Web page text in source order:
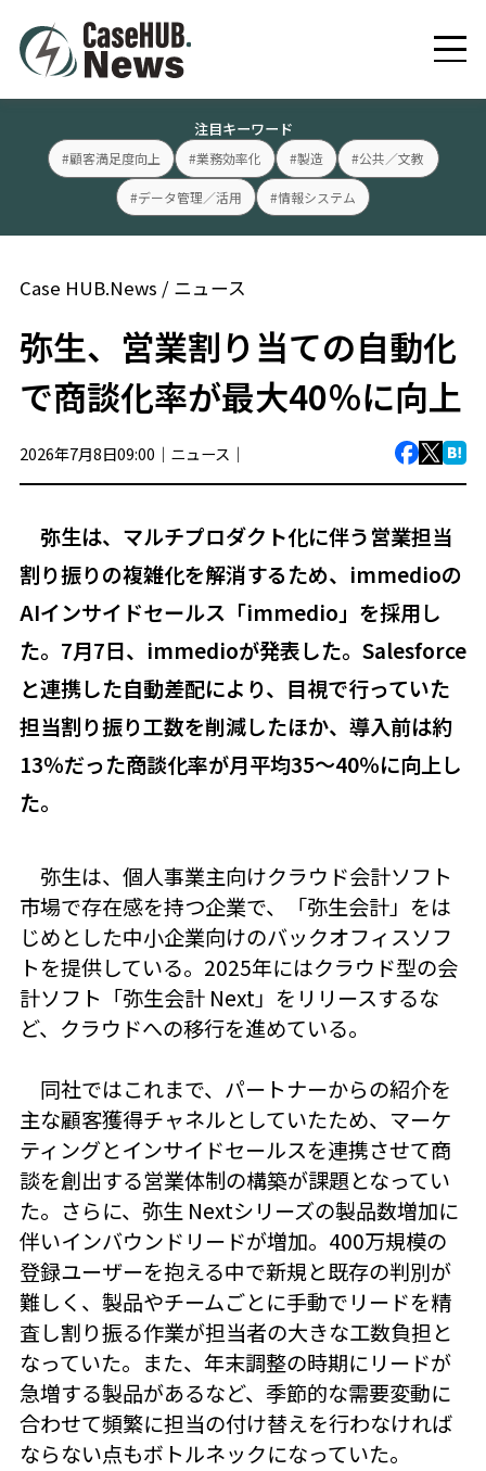
注目キーワード
#顧客満足度向上 #業務効率化 #製造 #公共／文教
#データ管理／活用 #情報システム
Case HUB.News / ニュース
弥生、営業割り当ての自動化
で商談化率が最大40％に向上
2026年7月8日09:00｜ ニュース ｜
弥生は、マルチプロダクト化に伴う営業担当
割り振りの複雑化を解消するため、immedioの
AIインサイドセールス「immedio」を採用し
た。7月7日、immedioが発表した。Salesforce
と連携した自動差配により、目視で行っていた
担当割り振り工数を削減したほか、導入前は約
13％だった商談化率が月平均35～40％に向上し
た。
弥生は、個人事業主向けクラウド会計ソフト
市場で存在感を持つ企業で、「弥生会計」をは
じめとした中小企業向けのバックオフィスソフ
トを提供している。2025年にはクラウド型の会
計ソフト「弥生会計 Next」をリリースするな
ど、クラウドへの移行を進めている。
同社ではこれまで、パートナーからの紹介を
主な顧客獲得チャネルとしていたため、マーケ
ティングとインサイドセールスを連携させて商
談を創出する営業体制の構築が課題となってい
た。さらに、弥生 Nextシリーズの製品数増加に
伴いインバウンドリードが増加。400万規模の
登録ユーザーを抱える中で新規と既存の判別が
難しく、製品やチームごとに手動でリードを精
査し割り振る作業が担当者の大きな工数負担と
なっていた。また、年末調整の時期にリードが
急増する製品があるなど、季節的な需要変動に
合わせて頻繁に担当の付け替えを行わなければ
ならない点もボトルネックになっていた。